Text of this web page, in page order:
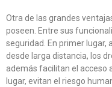
Otra de las grandes
poseen. Entre sus
seguridad. En primer lugar,
desde larga distancia, los
además facilitan el acceso
lugar, evitan el riesgo